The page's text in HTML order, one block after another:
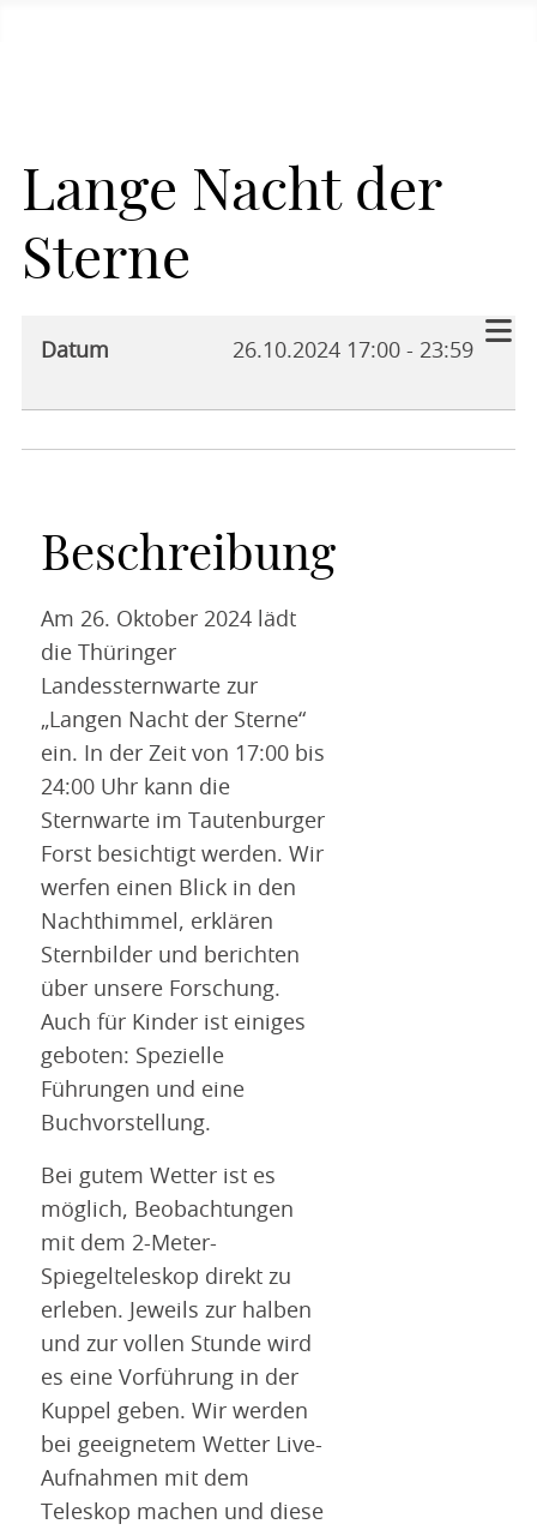
Lange Nacht der
Sterne
Datum 26.10.2024 17:00 - 23:59
Beschreibung
Am 26. Oktober 2024 lädt
die Thüringer
Landessternwarte zur
„Langen Nacht der Sterne“
ein. In der Zeit von 17:00 bis
24:00 Uhr kann die
Sternwarte im Tautenburger
Forst besichtigt werden. Wir
werfen einen Blick in den
Nachthimmel, erklären
Sternbilder und berichten
über unsere Forschung.
Auch für Kinder ist einiges
geboten: Spezielle
Führungen und eine
Buchvorstellung.
Bei gutem Wetter ist es
möglich, Beobachtungen
mit dem 2-Meter-
Spiegelteleskop direkt zu
erleben. Jeweils zur halben
und zur vollen Stunde wird
es eine Vorführung in der
Kuppel geben. Wir werden
bei geeignetem Wetter Live-
Aufnahmen mit dem
Teleskop machen und diese